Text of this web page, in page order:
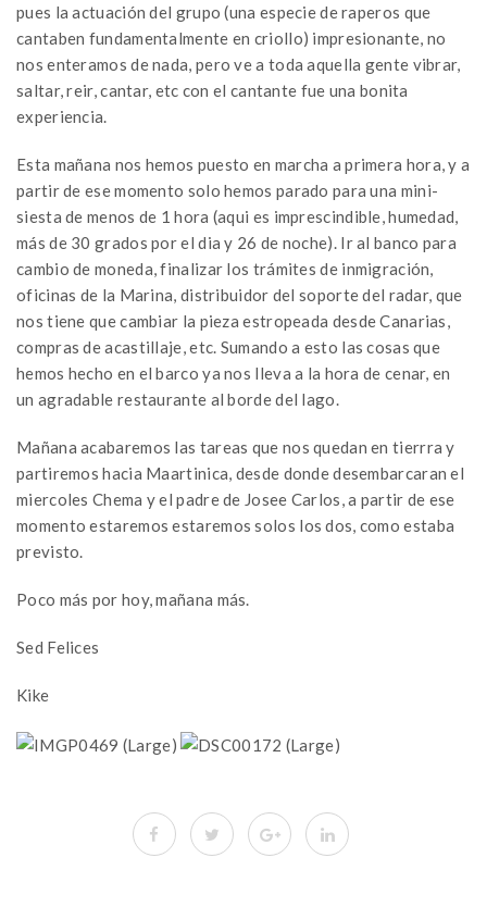
pues la actuación del grupo (una especie de raperos que
cantaben fundamentalmente en criollo) impresionante, no
nos enteramos de nada, pero ve a toda aquella gente vibrar,
saltar, reir, cantar, etc con el cantante fue una bonita
experiencia.
Esta mañana nos hemos puesto en marcha a primera hora, y a
partir de ese momento solo hemos parado para una mini-
siesta de menos de 1 hora (aqui es imprescindible, humedad,
más de 30 grados por el dia y 26 de noche). Ir al banco para
cambio de moneda, finalizar los trámites de inmigración,
oficinas de la Marina, distribuidor del soporte del radar, que
nos tiene que cambiar la pieza estropeada desde Canarias,
compras de acastillaje, etc. Sumando a esto las cosas que
hemos hecho en el barco ya nos lleva a la hora de cenar, en
un agradable restaurante al borde del lago.
Mañana acabaremos las tareas que nos quedan en tierrra y
partiremos hacia Maartinica, desde donde desembarcaran el
miercoles Chema y el padre de Josee Carlos, a partir de ese
momento estaremos estaremos solos los dos, como estaba
previsto.
Poco más por hoy, mañana más.
Sed Felices
Kike